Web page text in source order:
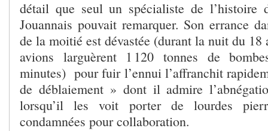
détail que seul un spécialiste de l’histoire
Jouannais pouvait remarquer. Son errance
de la moitié est dévastée (durant la nuit du 18
avions larguèrent 1 120 tonnes de
minutes) pour fuir l’ennui l’affranchit
de déblaiement » dont il admire
lorsqu’il les voit porter de lourdes
condamnées pour collaboration.